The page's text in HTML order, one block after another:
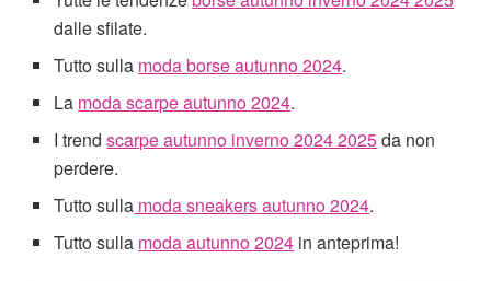
dalle sfilate.
Tutto sulla moda borse autunno 2024.
La moda scarpe autunno 2024.
I trendscarpe autunno inverno 2024 2025da non
perdere.
Tutto sulla moda sneakers autunno 2024.
Tutto sulla moda autunno 2024 in anteprima!